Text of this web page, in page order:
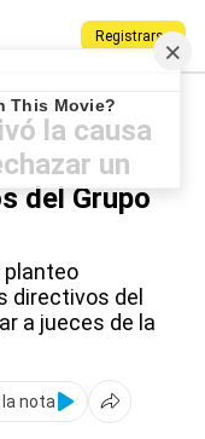
Registrarse
la causa
un
del Grupo
planteo
directivos del
a jueces de la
nota